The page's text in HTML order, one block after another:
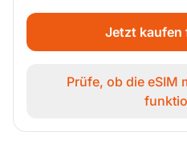
Jetzt kaufen
Prüfe, ob die eSIM